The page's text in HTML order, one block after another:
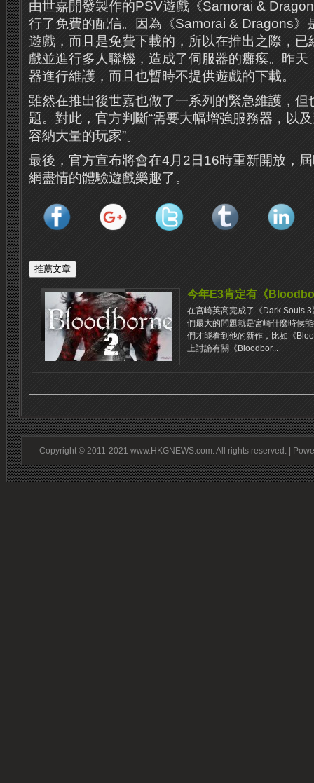
由世嘉開發製作的PSV遊戲《Samorai &
行了免費的配信。因為《Samorai & Dragons》
遊戲，而且是免費下載的，所以在推出之際，已
戲並進行多人聯機，造成了伺服器的癱瘓。昨
器進行維護，而且也暫時不提供遊戲的下載。
雖然在推出後世嘉也做了一系列的緊急維護，但
題。對此，官方判斷“需要大幅增強服務器，以
容納大量的玩家”。
最後，官方宣布將會在4月2日16時重新開放，
網盡情的體驗遊戲樂趣了。
今年E3肯定有《
在宮崎英高完成了《Dark Souls
們最大的問題就是宮崎什麼時候
們才能看到他的新作，比如《
上討論有關《Bloodbor...
Copyright © 2011-2021 www.HKGNEWS.com. All rights reserved. |